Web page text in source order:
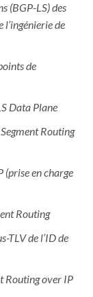
(BGP-LS) des
l’ingénierie de
de
Data Plane
Routing
(prise en charge
Routing
TLV de l’ID de
Routing over IP